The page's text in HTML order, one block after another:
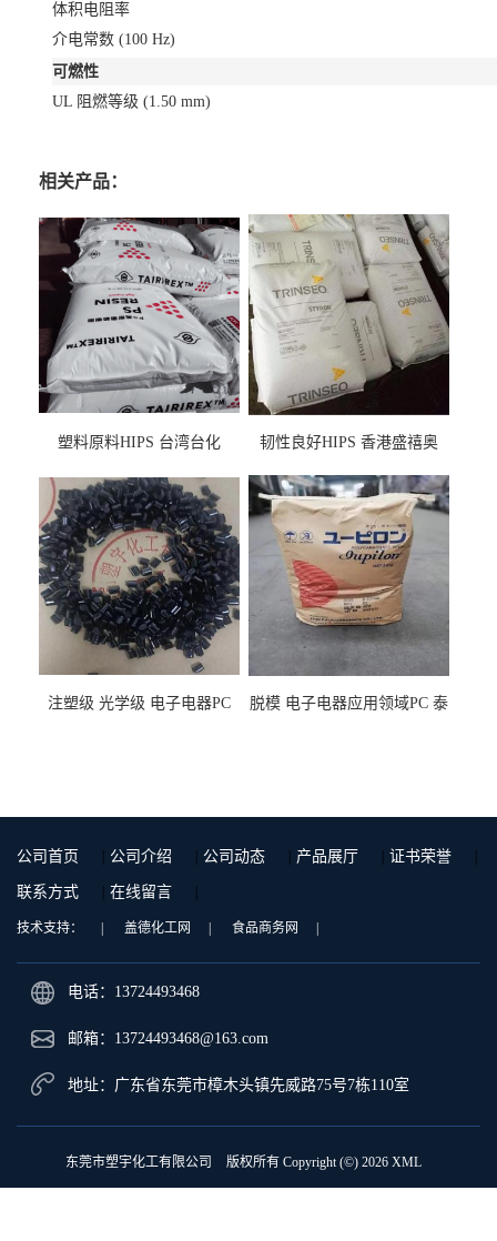
体积电阻率
介电常数 (100 Hz)
可燃性
UL 阻燃等级 (1.50 mm)
相关产品：
塑料原料HIPS 台湾台化
用料
韧性良好HIPS 香港盛禧奥
注塑级 光学级 电子电器PC
脱模 电子电器应用领域PC 泰
公司首页 公司介绍 公司动态 产品展厅 证书荣誉
联系方式 在线留言
技术支持： 盖德化工网 食品商务网
电话：13724493468
邮箱： 13724493468@163.com
地址：广东省东莞市樟木头镇先威路75号7栋110室
东莞市塑宇化工有限公司 版权所有 Copyright (©) 2026 XML